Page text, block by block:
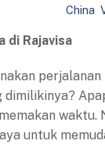
China ,
di Rajavisa
dimilikinya?
waktu.
untuk